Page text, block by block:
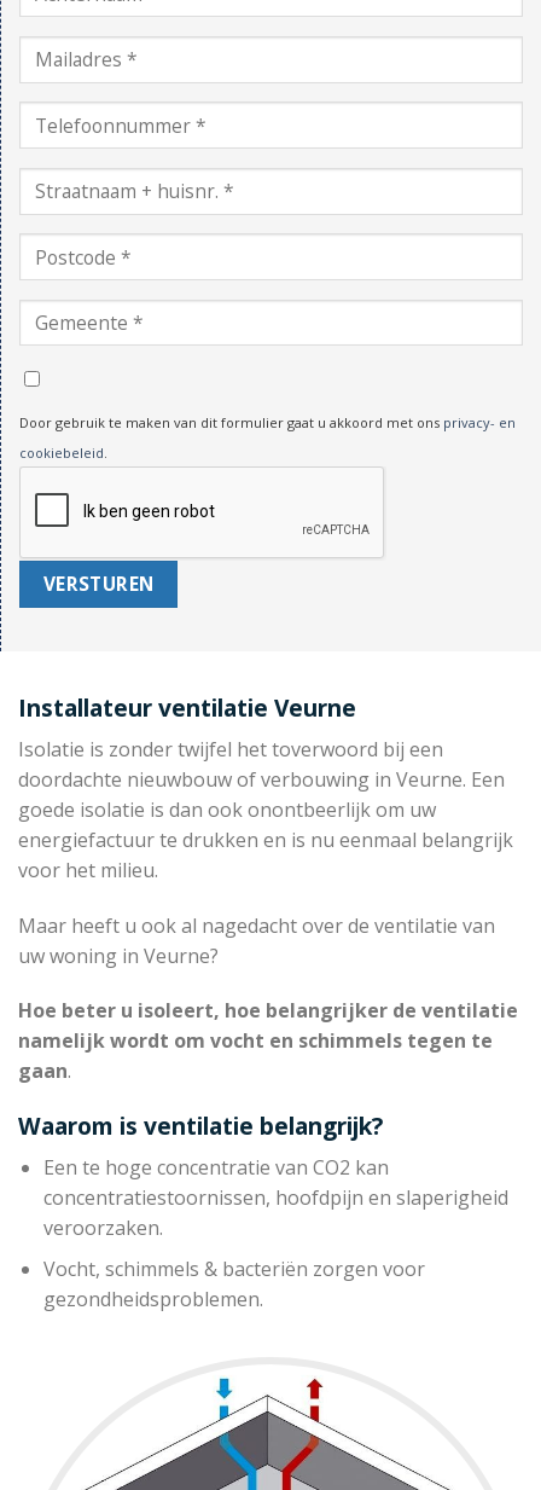
Door gebruik te maken van dit formulier gaat u akkoord met ons privacy- en
cookiebeleid
Installateur ventilatie Veurne
Isolatie is zonder twijfel het toverwoord bij een
doordachte nieuwbouw of verbouwing in Veurne. Een
goede isolatie is dan ook onontbeerlijk om uw
energiefactuur te drukken en is nu eenmaal belangrijk
voor het milieu.
Maar heeft u ook al nagedacht over de ventilatie van
uw woning in Veurne?
Hoe beter u isoleert, hoe belangrijker de ventilatie
namelijk wordt om vocht en schimmels tegen te
gaan.
Waarom is ventilatie belangrijk?
Een te hoge concentratie van CO2 kan
concentratiestoornissen, hoofdpijn en slaperigheid
veroorzaken.
Vocht, schimmels & bacteriën zorgen voor
gezondheidsproblemen.